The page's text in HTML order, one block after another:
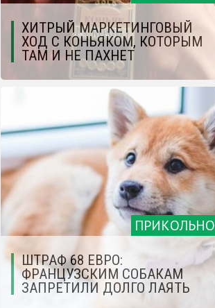
ХИТРЫЙ МАРКЕТИНГОВЫЙ
ХОД С КОНЬЯКОМ, КОТОРЫМ
ТАМ И НЕ ПАХНЕТ
ПРИКОЛЬНО
ШТРАФ 68 ЕВРО:
ФРАНЦУЗСКИМ СОБАКАМ
ЗАПРЕТИЛИ ДОЛГО ЛАЯТЬ